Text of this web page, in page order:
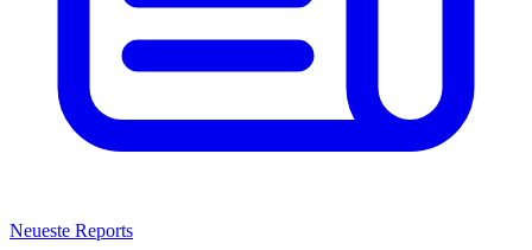
Neueste Reports